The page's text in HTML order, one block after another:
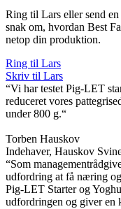
Ring til Lars eller send
snak om, hvordan Best
netop din produktion.
Ring til Lars
Skriv til Lars
“Vi har testet Pig-LET
reduceret vores
under 800 g.“
Torben Hauskov
Indehaver, Hauskov
“Som
udfordring at få næring
Pig-LET Starter og
udfordringen og giver